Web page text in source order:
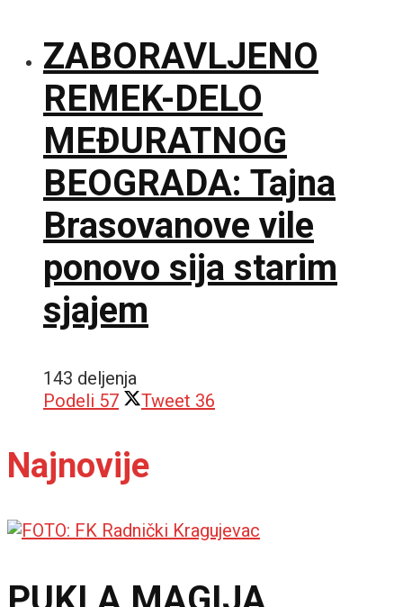
ZABORAVLJENO
REMEK-DELO
MEĐURATNOG
BEOGRADA: Tajna
Brasovanove vile
ponovo sija starim
sjajem
143 deljenja
Podeli 57 Tweet 36
Najnovije